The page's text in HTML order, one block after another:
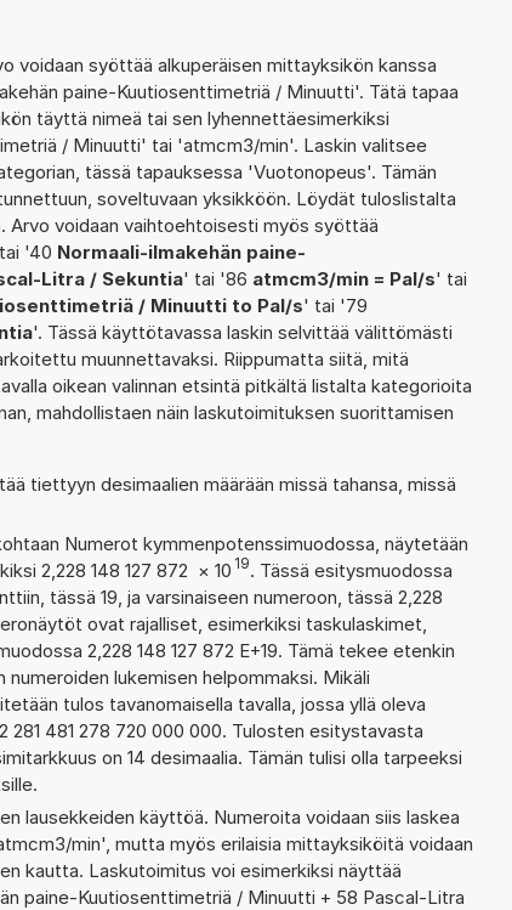
voidaan syöttää alkuperäisen mittayksikön kanssa
paine-Kuutiosenttimetriä / Minuutti'. Tätä tapaa
täyttä nimeä tai sen lyhennettäesimerkiksi
/ Minuutti' tai 'atmcm3/min'. Laskin valitsee
tässä tapauksessa 'Vuotonopeus'. Tämän
soveltuvaan yksikköön. Löydät tuloslistalta
Arvo voidaan vaihtoehtoisesti myös syöttää
'40 Normaali-ilmakehän paine-
Litra / Sekuntia' tai '86 atmcm3/min = Pal/s' tai
/ Minuutti to Pal/s' tai '79
'. Tässä käyttötavassa laskin selvittää välittömästi
muunnettavaksi. Riippumatta siitä, mitä
oikean valinnan etsintä pitkältä listalta kategorioita
mahdollistaen näin laskutoimituksen suorittamisen
tiettyyn desimaalien määrään missä tahansa, missä
Numerot kymmenpotenssimuodossa, näytetään
2,228 148 127 872 × 10 19. Tässä esitysmuodossa
tässä 19, ja varsinaiseen numeroon, tässä 2,228
ovat rajalliset, esimerkiksi taskulaskimet,
2,228 148 127 872 E+19. Tämä tekee etenkin
lukemisen helpommaksi. Mikäli
tulos tavanomaisella tavalla, jossa yllä oleva
281 481 278 720 000 000. Tulosten esitystavasta
on 14 desimaalia. Tämän tulisi olla tarpeeksi
lausekkeiden käyttöä. Numeroita voidaan siis laskea
min', mutta myös erilaisia mittayksiköitä voidaan
kautta. Laskutoimitus voi esimerkiksi näyttää
paine-Kuutiosenttimetriä / Minuutti + 58 Pascal-Litra